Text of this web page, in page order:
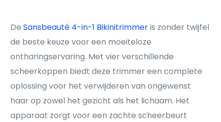
DeSansbeauté 4-in-1 Bikinitrimmeris zonder twijfel
de beste keuze voor een moeiteloze
ontharingservaring. Met vier verschillende
scheerkoppen biedt deze trimmer een complete
oplossing voor het verwijderen van ongewenst
haar op zowel het gezicht als het lichaam. Het
apparaat zorgt voor een zachte scheerbeurt